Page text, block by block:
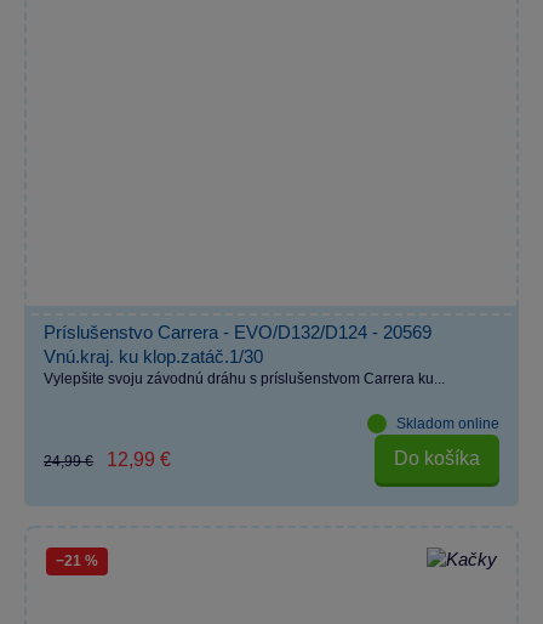
Príslušenstvo Carrera - EVO/D132/D124 - 20569
Vnú.kraj. ku klop.zatáč.1/30
Vylepšite svoju závodnú dráhu s príslušenstvom Carrera ku...
Skladom online
24,99 € 12,99 € Do košíka
−21 %